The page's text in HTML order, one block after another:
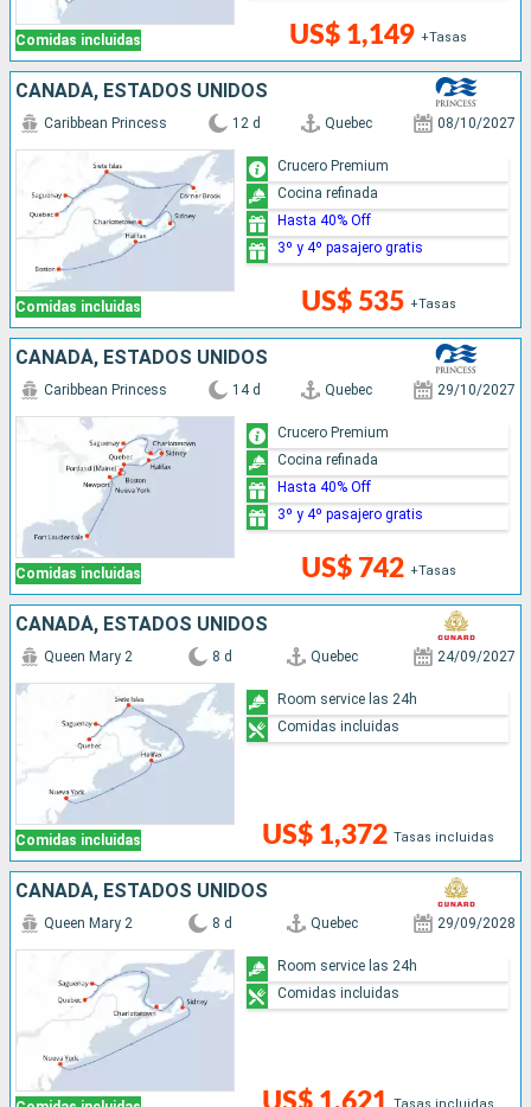
Comidas incluidas US$ 1,149 +Tasas
CANADÁ, ESTADOS UNIDOS
Comidas incluidas
Caribbean Princess 12 d Quebec 08/10/2027
US$ 535 +Tasas
Crucero Premium
Cocina refinada
Hasta 40% Off
3º y 4º pasajero gratis
CANADÁ, ESTADOS UNIDOS
Comidas incluidas
Caribbean Princess 14 d Quebec 29/10/2027
US$ 742 +Tasas
Crucero Premium
Cocina refinada
Hasta 40% Off
3º y 4º pasajero gratis
CANADÁ, ESTADOS UNIDOS
Comidas incluidas
Queen Mary 2 8 d Quebec 24/09/2027
US$ 1,372 Tasas incluidas
Room service las 24h
Comidas incluidas
CANADÁ, ESTADOS UNIDOS
Queen Mary 2 8 d Quebec 29/09/2028
Room service las 24h
Comidas incluidas